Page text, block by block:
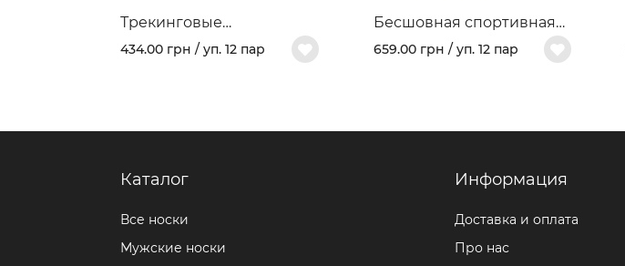
Трекинговые
демисезонные носки
434.00 грн / уп. 12 пар
Бесшовная спортивная
модель из гребеночного
хлопка и махрового следа
659.00 грн / уп. 12 пар
Каталог
Все носки
Мужские носки
Информация
Доставка и оплата
Про нас